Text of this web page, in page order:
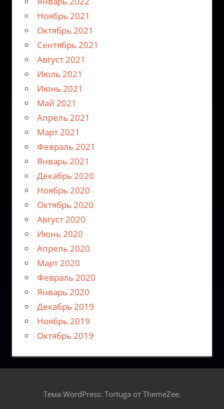
Ноябрь 2021
Октябрь 2021
Сентябрь 2021
Август 2021
Июль 2021
Июнь 2021
Май 2021
Апрель 2021
Март 2021
Февраль 2021
Январь 2021
Декабрь 2020
Ноябрь 2020
Октябрь 2020
Август 2020
Июнь 2020
Апрель 2020
Март 2020
Февраль 2020
Январь 2020
Декабрь 2019
Ноябрь 2019
Октябрь 2019
Тема WordPress: Tortuga от ThemeZee.